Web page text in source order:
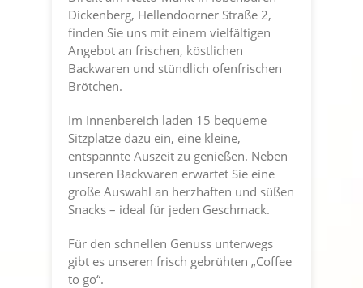
Dickenberg, Hellendoorner Straße 2,
finden Sie uns mit einem vielfältigen
Angebot an frischen, köstlichen
Backwaren und stündlich ofenfrischen
Brötchen.
Im Innenbereich laden 15 bequeme
Sitzplätze dazu ein, eine kleine,
entspannte Auszeit zu genießen. Neben
unseren Backwaren erwartet Sie eine
große Auswahl an herzhaften und süßen
Snacks – ideal für jeden Geschmack.
Für den schnellen Genuss unterwegs
gibt es unseren frisch gebrühten „Coffee
to go“.